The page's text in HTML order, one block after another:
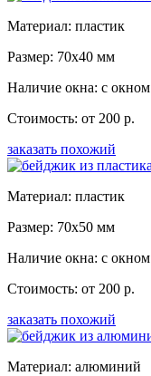
Материал: пластик
Размер: 70x40 мм
Наличие окна: с окном
Стоимость: от 200 р.
заказать похожий
Материал: пластик
Размер: 70x50 мм
Наличие окна: с окном
Стоимость: от 200 р.
заказать похожий
Материал: алюминий